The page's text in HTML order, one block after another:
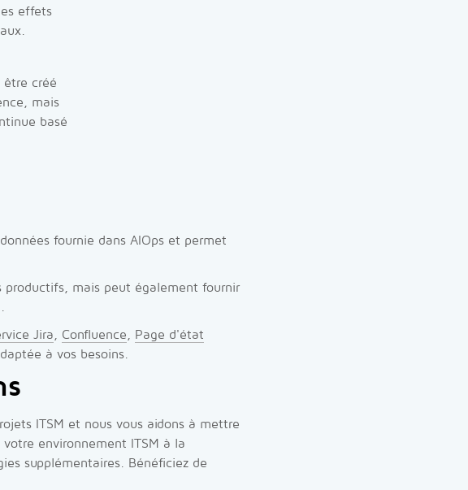
effets
être créé
mais
basé
fournie dans AIOps et permet
mais peut également fournir
Jira Confluence
Page d'état
à vos besoins.
ITSM et nous vous aidons à mettre
environnement ITSM à la
supplémentaires. Bénéficiez de